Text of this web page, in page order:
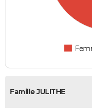
Famille JULITHE